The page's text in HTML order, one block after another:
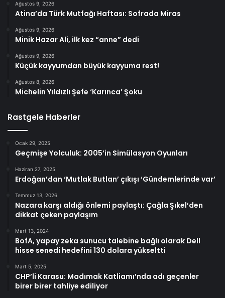
Ağustos 9, 2026
Atina’da Türk Mutfağı Haftası: Sofrada Miras
Ağustos 9, 2026
Minik Hazar Ali, ilk kez “anne” dedi
Ağustos 9, 2026
Küçük kayyumdan büyük kayyuma rest!
Ağustos 8, 2026
Michelin Yıldızlı Şefe ‘Karınca’ Şoku
Rastgele Haberler
Ocak 29, 2025
Geçmişe Yolculuk: 2005’in Simülasyon Oyunları
Haziran 27, 2025
Erdoğan’dan ‘Mutlak Butlan’ çıkışı ‘Gündemlerinde var’
Temmuz 13, 2026
Nazara karşı aldığı önlemi paylaştı: Çağla Şıkel’den
dikkat çeken paylaşım
Mart 13, 2024
BofA, yapay zeka sunucu talebine bağlı olarak Dell
hisse senedi hedefini 130 dolara yükseltti
Mart 5, 2025
CHP’li Karasu: Madımak Katliamı’nda adı geçenler
birer birer tahliye ediliyor